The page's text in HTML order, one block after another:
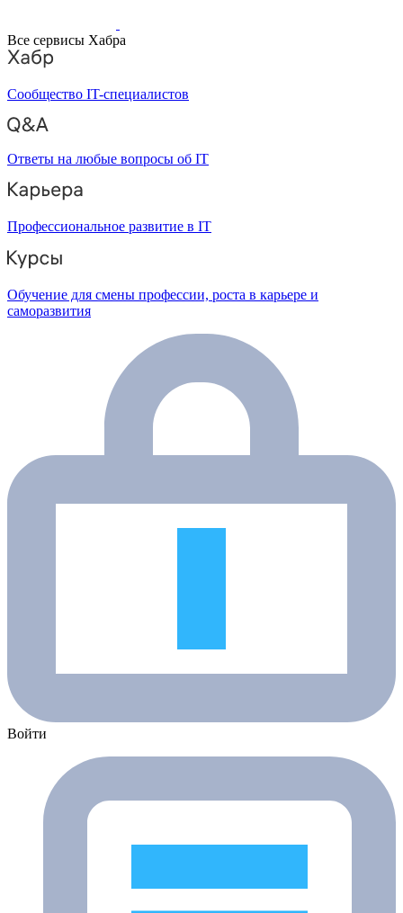
Все сервисы Хабра
Сообщество IT-специалистов
Ответы на любые вопросы об IT
Профессиональное развитие в IT
Обучение для смены профессии, роста в карьере и
саморазвития
Войти